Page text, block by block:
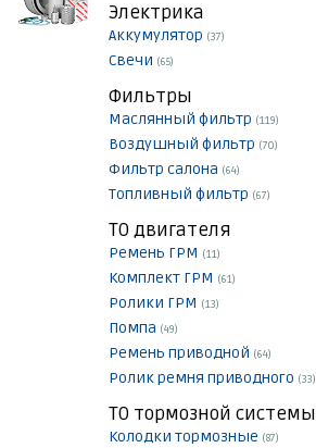
Электрика
Аккумулятор (37)
Свечи (65)
Фильтры
Маслянный фильтр (119)
Воздушный фильтр (70)
Фильтр салона (64)
Топливный фильтр (67)
ТО двигателя
Ремень ГРМ (11)
Комплект ГРМ (61)
Ролики ГРМ (13)
Помпа (49)
Ремень приводной (64)
Ролик ремня приводного (33)
ТО тормозной системы
Колодки тормозные (87)